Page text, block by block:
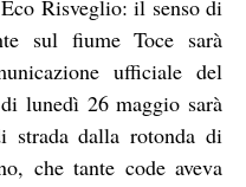
Risveglio: il senso di
sul fiume Toce sarà
ufficiale del
lunedì 26 maggio sarà
dalla rotonda di
che tante code aveva